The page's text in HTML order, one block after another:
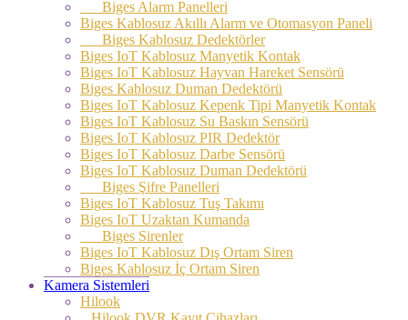
Biges Alarm Panelleri
Biges Kablosuz Akıllı Alarm ve Otomasyon Paneli
Biges Kablosuz Dedektörler
Biges IoT Kablosuz Manyetik Kontak
Biges IoT Kablosuz Hayvan Hareket Sensörü
Biges Kablosuz Duman Dedektörü
Biges IoT Kablosuz Kepenk Tipi Manyetik Kontak
Biges IoT Kablosuz Su Baskın Sensörü
Biges IoT Kablosuz PIR Dedektör
Biges IoT Kablosuz Darbe Sensörü
Biges IoT Kablosuz Duman Dedektörü
Biges Şifre Panelleri
Biges IoT Kablosuz Tuş Takımı
Biges IoT Uzaktan Kumanda
Biges Sirenler
Biges IoT Kablosuz Dış Ortam Siren
Biges Kablosuz İç Ortam Siren
Kamera Sistemleri
Hilook